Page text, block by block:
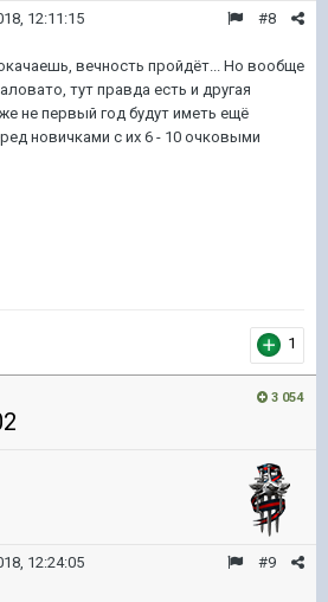
#8
12:11:15
вечность пройдёт... Но вообще
тут правда есть и другая
не первый год будут иметь ещё
новичками с их 6 - 10 очковыми
1
3 054
#9
12:24:05